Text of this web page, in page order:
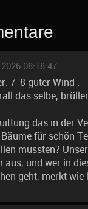
08:18:47
7-8 guter Wind .
das selbe,
das in der
für schön
mussten?
aus, und wer in
geht, merkt wie